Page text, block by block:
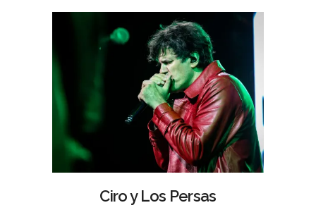
Ciro y Los Persas